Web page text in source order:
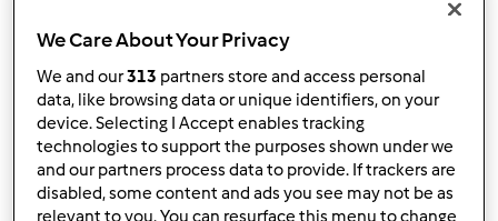
danatia1982
0 0 facile -- 90
We Care About Your Privacy
We and our313 partners store and access personal
data, like browsing data or unique identifiers, on your
device. Selecting I Accept enables tracking
technologies to support the purposes shown under we
and our partners process data to provide. If trackers are
disabled, some content and ads you see may not be as